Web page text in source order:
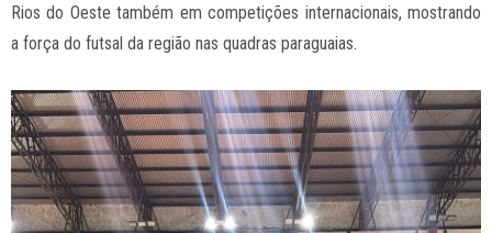
Rios do Oeste também em competições internacionais, mostrando
a força do futsal da região nas quadras paraguaias.